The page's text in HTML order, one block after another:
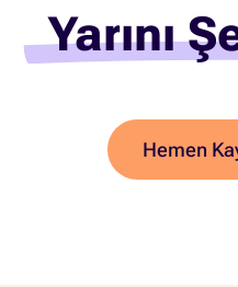
Yarını
Hemen